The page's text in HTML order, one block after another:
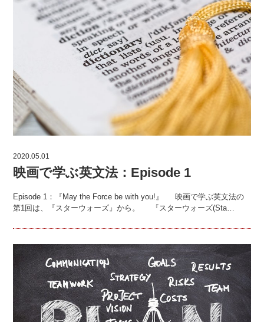
2020.05.01
映画で学ぶ英文法：Episode 1
Episode 1：『May the Force be with you!』 映画で学ぶ英文法の
第1回は、『スターウォーズ』から。 『スターウォーズ(Sta…